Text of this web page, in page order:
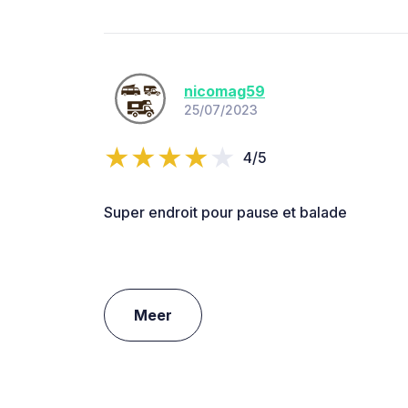
nicomag59
25/07/2023
4/5
Super endroit pour pause et balade
Meer